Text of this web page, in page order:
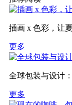
插画 x 色彩，让
更多
全球包装与设计
更多